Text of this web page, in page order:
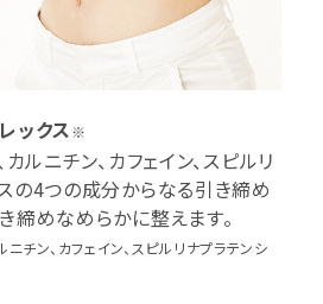
ックス※
ルニチン、カフェイン、スピルリ
の4つの成分からなる引き締め
締めなめらかに整えます。
チン、カフェイン、スピルリナプラテンシ